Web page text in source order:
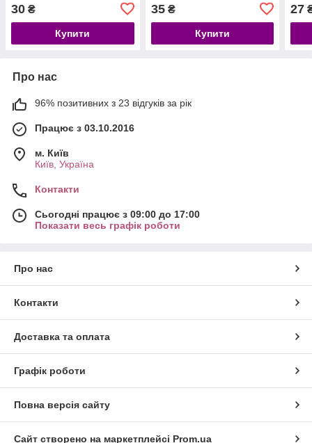
30 ₴
Купити
35₴
Купити
27
Про нас
96% позитивних з 23 відгуків за рік
Працює з 03.10.2016
м. Київ
Київ, Україна
Контакти
Сьогодні працює з 09:00 до 17:00
Показати весь графік роботи
Про нас
Контакти
Доставка та оплата
Графік роботи
Повна версія сайту
Сайт створено на маркетплейсі Prom.ua